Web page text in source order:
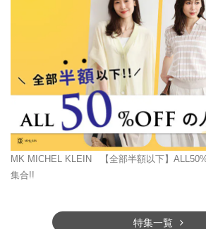
MK MICHEL KLEIN 【全部半額以下】
集合!!
特集一覧